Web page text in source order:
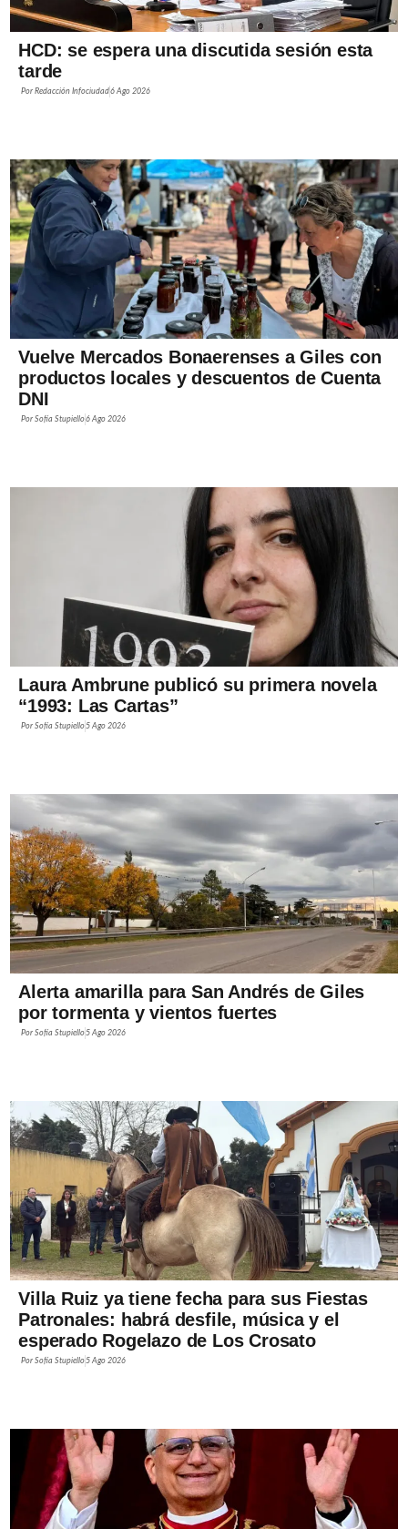
HCD: se espera una discutida sesión esta
tarde
PorRedacción Infociudad6 Ago 2026
Vuelve Mercados Bonaerenses a Giles con
productos locales y descuentos de Cuenta
DNI
PorSofía Stupiello6 Ago 2026
Laura Ambrune publicó su primera novela
“1993: Las Cartas”
PorSofía Stupiello 5 Ago 2026
Alerta amarilla para San Andrés de Giles
por tormenta y vientos fuertes
PorSofía Stupiello 5 Ago 2026
Villa Ruiz ya tiene fecha para sus Fiestas
Patronales: habrá desfile, música y el
esperado Rogelazo de Los Crosato
PorSofía Stupiello 5 Ago 2026